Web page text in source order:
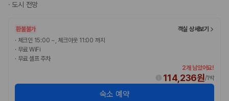
· 도시 전망
환불불가
객실 상세보기
· 체크인 15:00 ~, 체크아웃 11:00 까지
· 무료 WiFi
· 무료 셀프 주차
2개 남았어요!
114,236원/1박
숙소 예약